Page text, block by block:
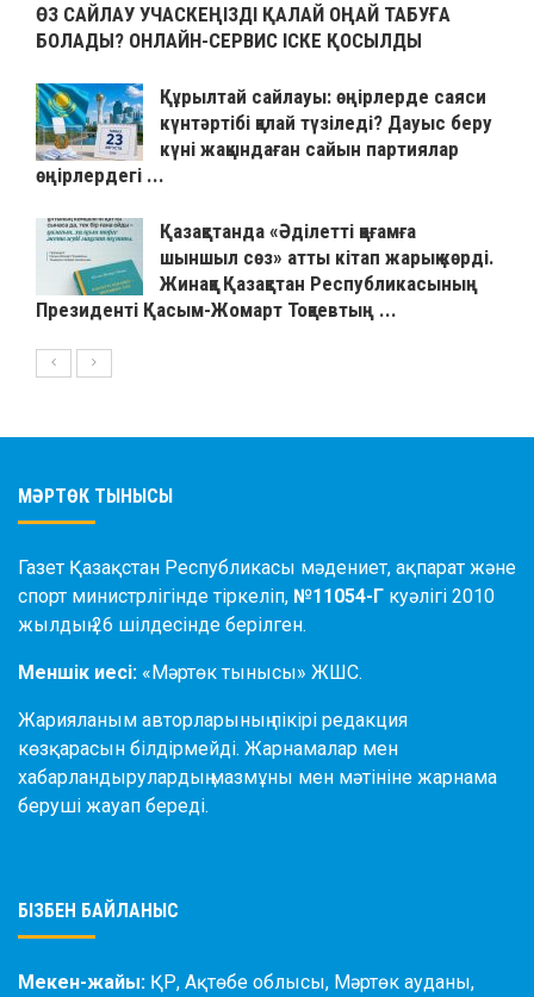
ӨЗ САЙЛАУ УЧАСКЕҢІЗДІ ҚАЛАЙ ОҢАЙ ТАБУҒА
БОЛАДЫ? ОНЛАЙН-СЕРВИС ІСКЕ ҚОСЫЛДЫ
Құрылтай сайлауы: өңірлерде саяси
күнтәртібі қалай түзіледі? Дауыс беру
күні жақындаған сайын партиялар
өңірлердегі ...
Қазақстанда «Әділетті қоғамға
шыншыл сөз» атты кітап жарық көрді.
Жинаққа Қазақстан Республикасының
Президенті Қасым-Жомарт Тоқаевтың ...
МӘРТӨК ТЫНЫСЫ
Газет Қазақстан Республикасы мәдениет, ақпарат және
спорт министрлігінде тіркеліп, №11054-Г куәлігі 2010
жылдың 26 шілдесінде берілген.
Меншік иесі: «Мәртөк тынысы» ЖШС.
Жарияланым авторларының пікірі редакция
көзқарасын білдірмейді. Жарнамалар мен
хабарландырулардың мазмұны мен мәтініне жарнама
беруші жауап береді.
БІЗБЕН БАЙЛАНЫС
Мекен-жайы: ҚР, Ақтөбе облысы, Мәртөк ауданы,